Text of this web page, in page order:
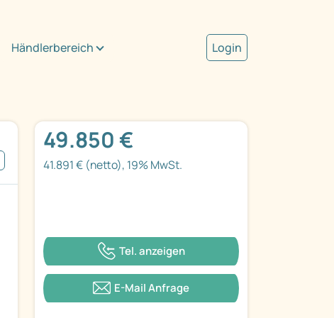
Händlerbereich Login
49.850 €
41.891 € (netto), 19% MwSt.
Tel. anzeigen
E-Mail Anfrage